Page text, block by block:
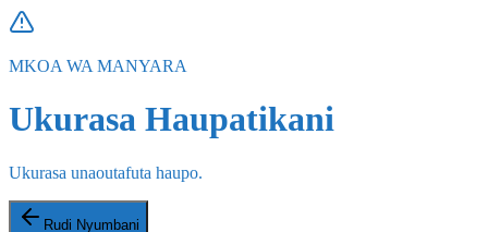
MKOA WA MANYARA
Ukurasa Haupatikani
Ukurasa unaoutafuta haupo.
Rudi Nyumbani